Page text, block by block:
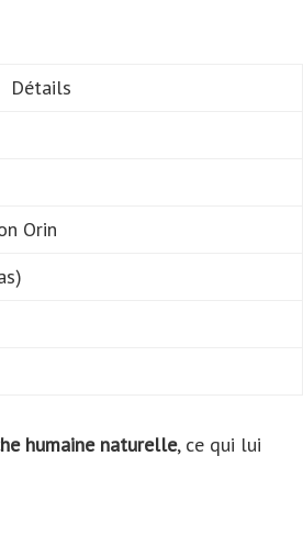
Détails
Orin
humaine naturelle, ce qui lui